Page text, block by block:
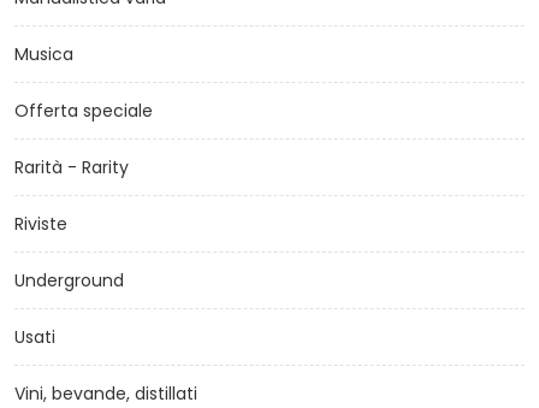
Musica
Offerta speciale
Rarità - Rarity
Riviste
Underground
Usati
Vini, bevande, distillati